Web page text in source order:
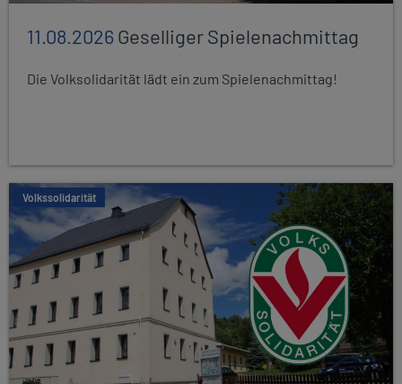
11.08.2026Geselliger Spielenachmittag
Die Volksolidarität lädt ein zum Spielenachmittag!
Volkssolidarität